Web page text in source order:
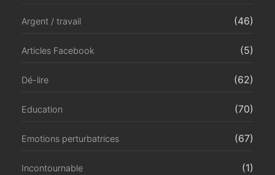
Argent / travail (46)
Articles Facebook (5)
Dé-lire (62)
Education (70)
Emotions perturbatrices (67)
Incontournable (1)